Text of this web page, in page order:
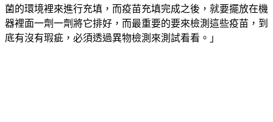
菌的環境裡來進行充填，而疫苗充填完成之後，就要擺放在機
器裡面一劑一劑將它排好，而最重要的要來檢測這些疫苗，到
底有沒有瑕疵，必須透過異物檢測來測試看看。」